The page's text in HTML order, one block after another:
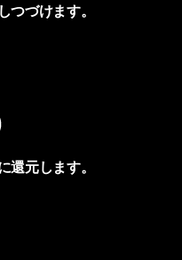
つづけます。
還元します。